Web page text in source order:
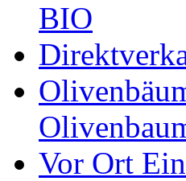
BIO
Vor Ort